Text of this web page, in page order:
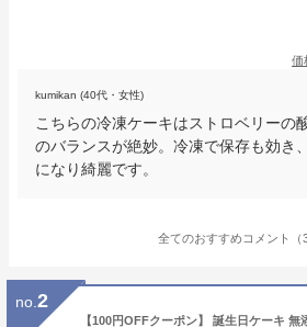
価
kumikan (40代・女性)
こちらの冷凍ケーキはストロベリーの
のバランスが絶妙。冷凍で保存も効き
になり綺麗です。
全てのおすすめコメント（3
no. 2